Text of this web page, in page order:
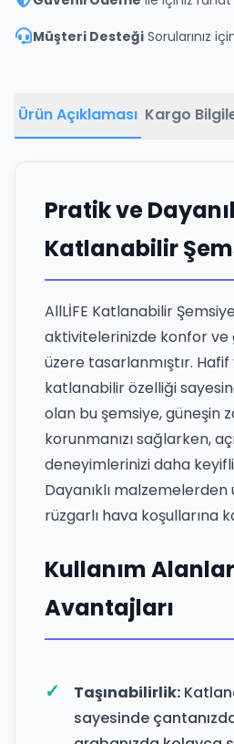
Müşteri Desteği Sorularınız
Ürün Açıklaması Kargo
Pratik ve
Katlanabilir
AllLİFE Katlanabilir
aktivitelerinizde konfor ve
üzere tasarlanmıştır. Hafif
katlanabilir özelliği
olan bu şemsiye, güneşin
korunmanızı sağlarken,
deneyimlerinizi daha
Dayanıklı
rüzgarlı hava koşullarına
Kullanım
Avantajları
Taşınabilirlik:
sayesinde